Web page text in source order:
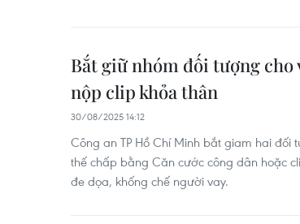
Bắt giữ nhóm đối tượng cho
nộp clip khỏa thân
30/08/2025 14:12
Công an TP Hồ Chí Minh bắt giam hai đối
thế chấp bằng Căn cước công dân hoặc
đe dọa, khống chế người vay.